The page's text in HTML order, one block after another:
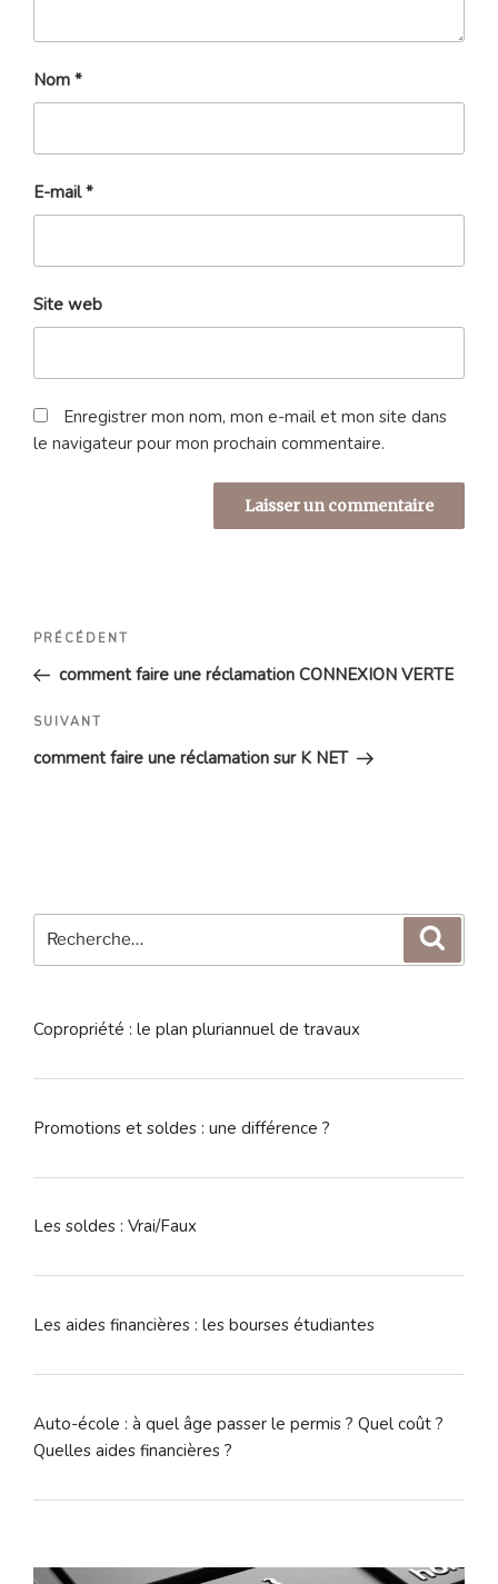
Nom *
E-mail*
Site web
Enregistrer mon nom, mon e-mail et mon site dans
le navigateur pour mon prochain commentaire.
Navigation
l’article
Article
précédent
PRÉCÉDENT
comment faire une réclamation CONNEXION VERTE
Article
suivant
SUIVANT
comment faire une réclamation sur K NET
pour
Copropriété : le plan pluriannuel de travaux
Promotions et soldes : une différence ?
Les soldes : Vrai/Faux
Les aides financières : les bourses étudiantes
Auto-école : à quel âge passer le permis ? Quel coût ?
Quelles aides financières ?